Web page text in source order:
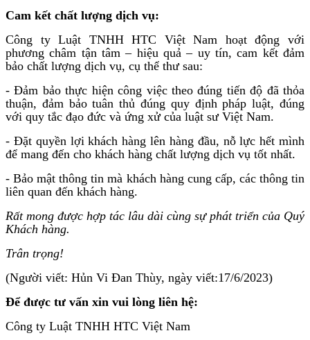
Cam kết chất lượng dịch vụ:
Công ty Luật TNHH HTC Việt Nam hoạt động với
phương châm tận tâm – hiệu quả – uy tín, cam kết đảm
bảo chất lượng dịch vụ, cụ thể thư sau:
- Đảm bảo thực hiện công việc theo đúng tiến độ đã thỏa
thuận, đảm bảo tuân thủ đúng quy định pháp luật, đúng
với quy tắc đạo đức và ứng xử của luật sư Việt Nam.
- Đặt quyền lợi khách hàng lên hàng đầu, nỗ lực hết mình
để mang đến cho khách hàng chất lượng dịch vụ tốt nhất.
- Bảo mật thông tin mà khách hàng cung cấp, các thông tin
liên quan đến khách hàng.
Rất mong được hợp tác lâu dài cùng sự phát triển của Quý
Khách hàng.
Trân trọng!
(Người viết: Hủn Vi Đan Thùy, ngày viết:17/6/2023)
Để được tư vấn xin vui lòng liên hệ:
Công ty Luật TNHH HTC Việt Nam